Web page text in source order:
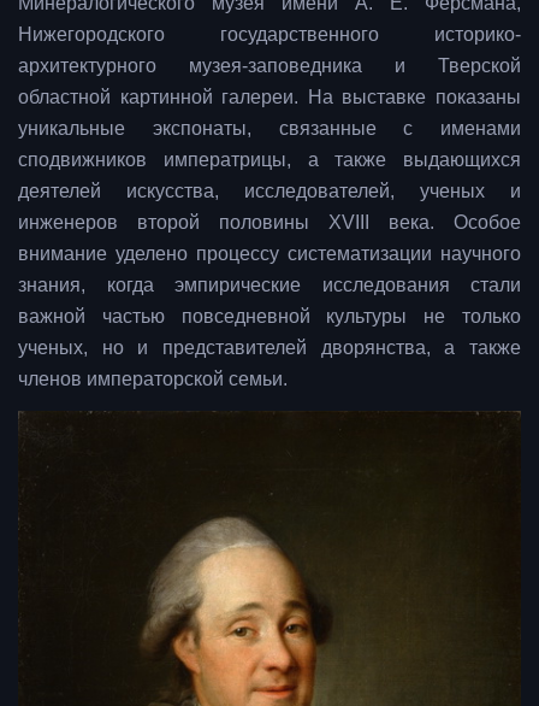
Нижегородского государственного историко-
архитектурного музея-заповедника и Тверской
областной картинной галереи. На выставке показаны
уникальные экспонаты, связанные с именами
сподвижников императрицы, а также выдающихся
деятелей искусства, исследователей, ученых и
инженеров второй половины XVIII века. Особое
внимание уделено процессу систематизации научного
знания, когда эмпирические исследования стали
важной частью повседневной культуры не только
ученых, но и представителей дворянства, а также
членов императорской семьи.